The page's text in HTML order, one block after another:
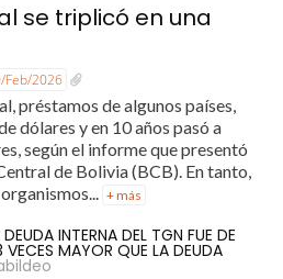
se triplicó en una
Feb/2026
préstamos de algunos países,
dólares y en 10 años pasó a
según el informe que presentó
de Bolivia (BCB). En tanto,
+ más
INTERNA DEL TGN FUE DE
MAYOR QUE LA DEUDA